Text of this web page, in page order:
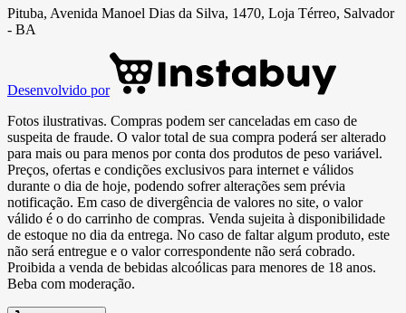
Pituba, Avenida Manoel Dias da Silva, 1470, Loja Térreo, Salvador
- BA
Desenvolvido por
Fotos ilustrativas. Compras podem ser canceladas em caso de
suspeita de fraude. O valor total de sua compra poderá ser alterado
para mais ou para menos por conta dos produtos de peso variável.
Preços, ofertas e condições exclusivos para internet e válidos
durante o dia de hoje, podendo sofrer alterações sem prévia
notificação. Em caso de divergência de valores no site, o valor
válido é o do carrinho de compras. Venda sujeita à disponibilidade
de estoque no dia da entrega. No caso de faltar algum produto, este
não será entregue e o valor correspondente não será cobrado.
Proibida a venda de bebidas alcoólicas para menores de 18 anos.
Beba com moderação.